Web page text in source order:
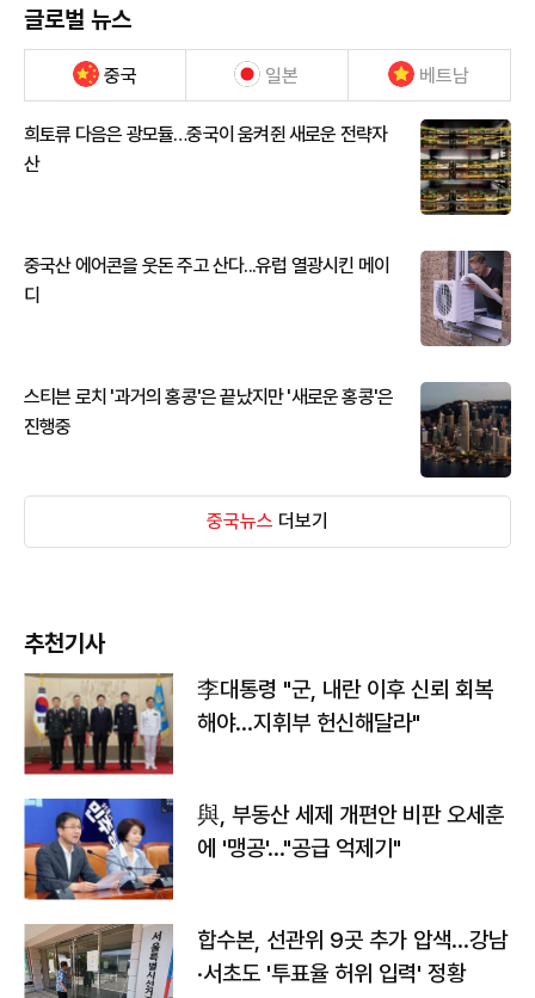
글로벌 뉴스
중국 일본 베트남
희토류 다음은 광모듈…중국이 움켜쥔 새로운 전략자
산
중국산 에어콘을 웃돈 주고 산다...유럽 열광시킨 메이
디
스티븐 로치 '과거의 홍콩'은 끝났지만 '새로운 홍콩'은
진행중
중국뉴스 더보기
추천기사
李대통령 "군, 내란 이후 신뢰 회복
해야…지휘부 헌신해달라"
與, 부동산 세제 개편안 비판 오세훈
에 '맹공'…"공급 억제기"
합수본, 선관위 9곳 추가 압색…강남
·서초도 '투표율 허위 입력' 정황